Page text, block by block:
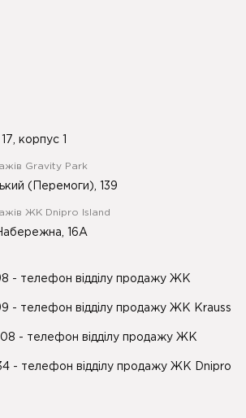
корпус 1
Gravity Park
(Перемоги), 139
ЖК Dnipro Island
16А
- телефон відділу продажу ЖК
- телефон відділу продажу ЖК Krauss
- телефон відділу продажу ЖК
- телефон відділу продажу ЖК Dnipro